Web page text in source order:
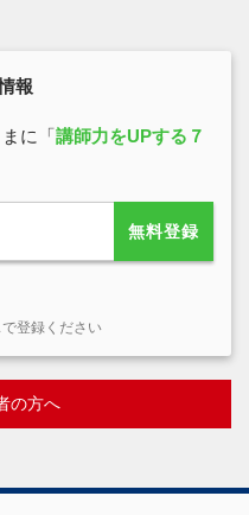
報
に「講師力をUPする７
無料登録
登録ください
の方へ